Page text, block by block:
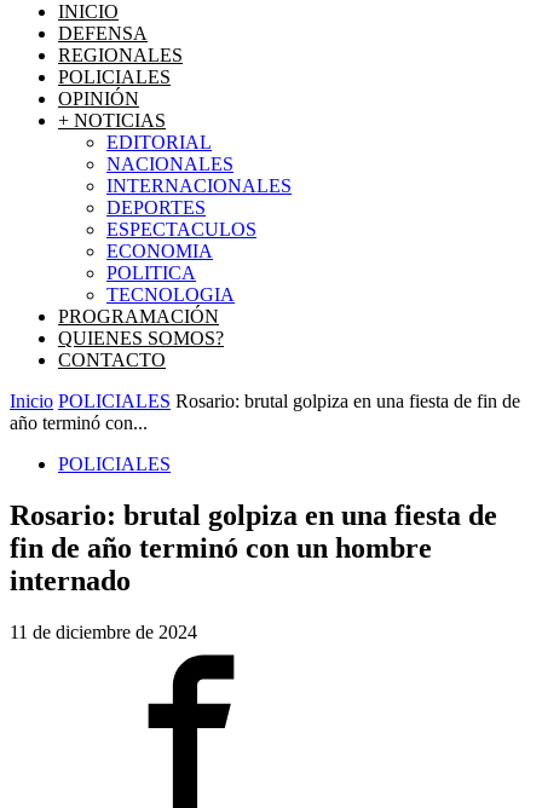
INICIO
DEFENSA
REGIONALES
POLICIALES
OPINIÓN
+ NOTICIAS
EDITORIAL
NACIONALES
INTERNACIONALES
DEPORTES
ESPECTACULOS
ECONOMIA
POLITICA
TECNOLOGIA
PROGRAMACIÓN
QUIENES SOMOS?
CONTACTO
Inicio POLICIALES Rosario: brutal golpiza en una fiesta de fin de
año terminó con...
POLICIALES
Rosario: brutal golpiza en una fiesta de
fin de año terminó con un hombre
internado
11 de diciembre de 2024